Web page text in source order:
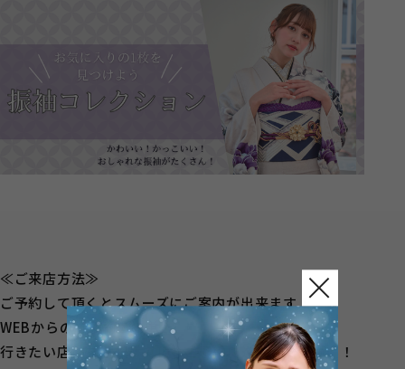
≪ご来店方法≫
ご予約して頂くとスムーズにご案内が出来ます！
WEBからのご予約が簡単！
行きたい店舗を選択して頂きご予約に進んでください！